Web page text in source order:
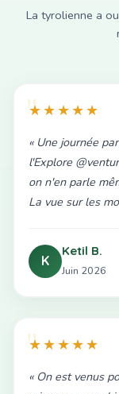
La tyrolienne a
★★★★★
« Une journée
l'Explore
on n'en parle
La vue sur les
K
Ketil B.
Juin 2026
★★★★★
« On est venus